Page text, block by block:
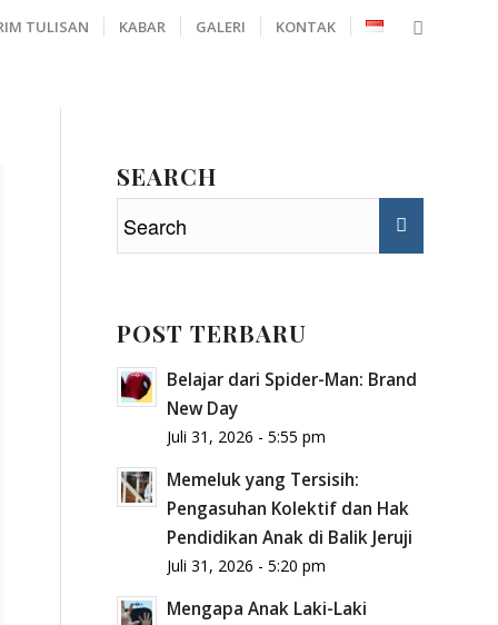
TULISAN KABAR GALERI KONTAK
SEARCH
POST TERBARU
Belajar dari Spider-Man: Brand
New Day
Juli 31, 2026 - 5:55 pm
Memeluk yang Tersisih:
Pengasuhan Kolektif dan Hak
Pendidikan Anak di Balik Jeruji
Juli 31, 2026 - 5:20 pm
Mengapa Anak Laki-Laki